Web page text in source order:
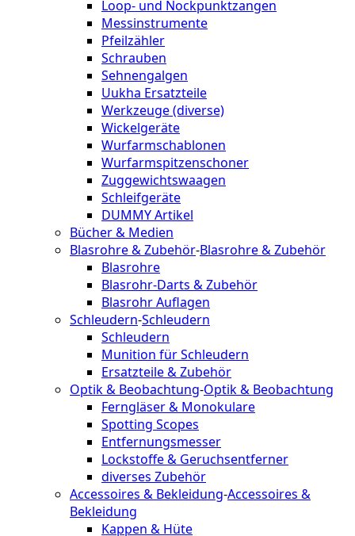
Loop- und Nockpunktzangen
Messinstrumente
Pfeilzähler
Schrauben
Sehnengalgen
Uukha Ersatzteile
Werkzeuge (diverse)
Wickelgeräte
Wurfarmschablonen
Wurfarmspitzenschoner
Zuggewichtswaagen
Schleifgeräte
DUMMY Artikel
Bücher & Medien
Blasrohre & Zubehör-Blasrohre & Zubehör
Blasrohre
Blasrohr-Darts & Zubehör
Blasrohr Auflagen
Schleudern-Schleudern
Schleudern
Munition für Schleudern
Ersatzteile & Zubehör
Optik & Beobachtung-Optik & Beobachtung
Ferngläser & Monokulare
Spotting Scopes
Entfernungsmesser
Lockstoffe & Geruchsentferner
diverses Zubehör
Accessoires & Bekleidung-Accessoires &
Bekleidung
Kappen & Hüte